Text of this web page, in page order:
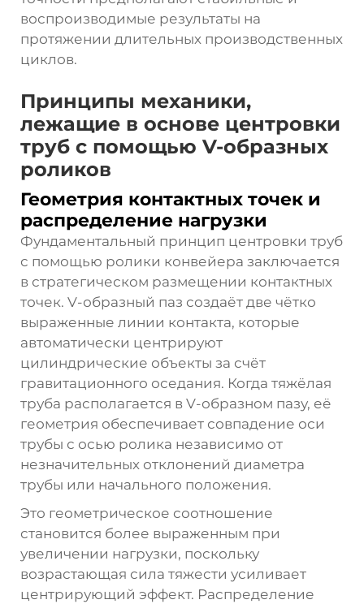
воспроизводимые результаты на
протяжении длительных производственных
циклов.
Принципы механики,
лежащие в основе центровки
труб с помощью V-образных
роликов
Геометрия контактных точек и
распределение нагрузки
Фундаментальный принцип центровки труб
с помощью ролики конвейера заключается
в стратегическом размещении контактных
точек. V-образный паз создаёт две чётко
выраженные линии контакта, которые
автоматически центрируют
цилиндрические объекты за счёт
гравитационного оседания. Когда тяжёлая
труба располагается в V-образном пазу, её
геометрия обеспечивает совпадение оси
трубы с осью ролика независимо от
незначительных отклонений диаметра
трубы или начального положения.
Это геометрическое соотношение
становится более выраженным при
увеличении нагрузки, поскольку
возрастающая сила тяжести усиливает
центрирующий эффект. Распределение